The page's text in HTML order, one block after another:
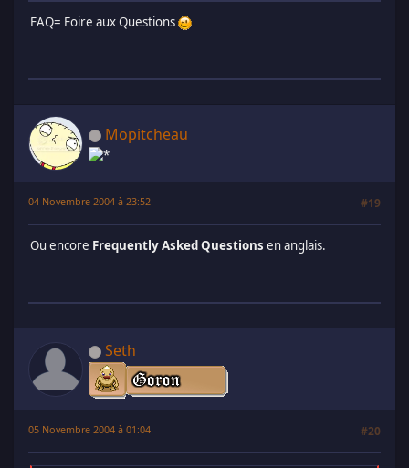
FAQ= Foire aux Questions
Mopitcheau
04 Novembre 2004 à 23:52 #19
Ou encore Frequently Asked Questions en anglais.
Seth
05 Novembre 2004 à 01:04 #20